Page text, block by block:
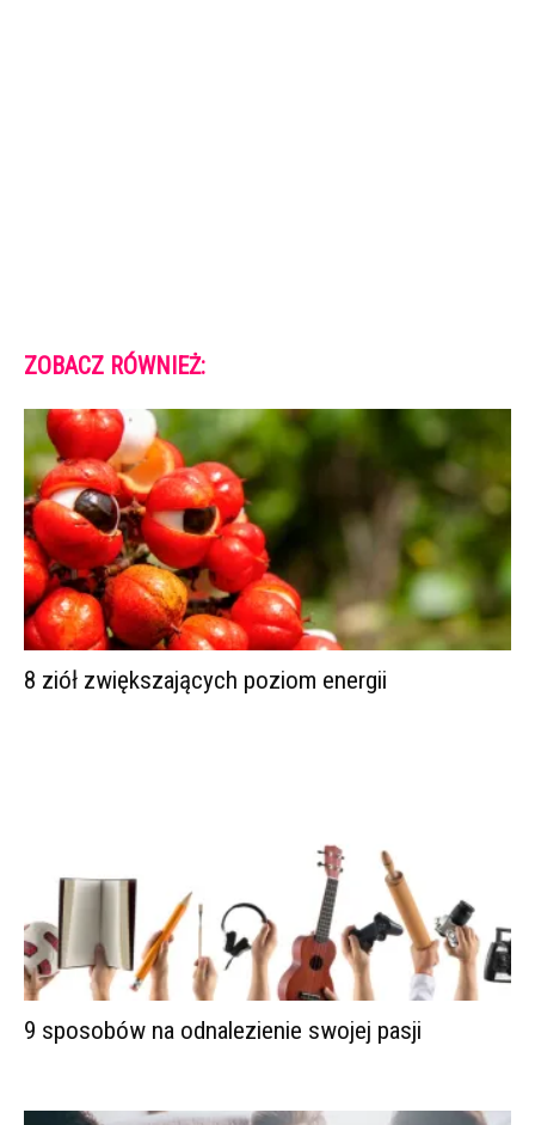
ZOBACZ RÓWNIEŻ:
8 ziół zwiększających poziom energii
9 sposobów na odnalezienie swojej pasji